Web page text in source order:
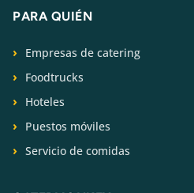
PARA QUIÉN
Empresas de catering
Foodtrucks
Hoteles
Puestos móviles
Servicio de comidas